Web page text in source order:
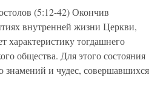
(5:12-42) Окончив
внутренней жизни Церкви,
характеристику тогдашнего
общества. Для этого состояния
знамений и чудес, совершавшихся